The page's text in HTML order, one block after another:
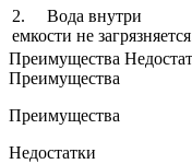
2. Вода внутри
емкости не
Преимущества
Преимущества
Преимущества
Недостатки